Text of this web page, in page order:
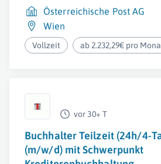
Österreichische Post AG
Wien
Vollzeit ab 2.232,29€ pro
vor 30+ T
Buchhalter Teilzeit (24h/4-
(m/w/d) mit Schwerpunkt